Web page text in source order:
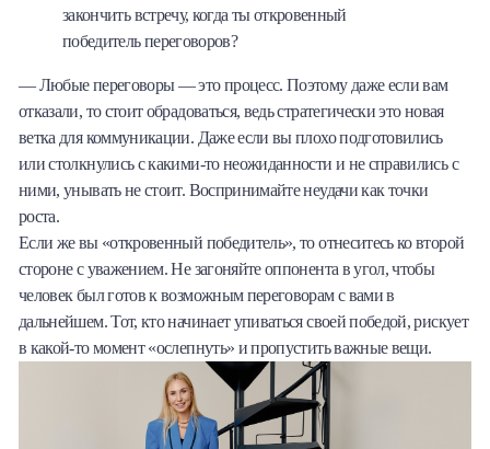
закончить встречу, когда ты откровенный
победитель переговоров?
— Любые переговоры — это процесс. Поэтому даже если вам
отказали, то стоит обрадоваться, ведь стратегически это новая
ветка для коммуникации. Даже если вы плохо подготовились
или столкнулись с какими-то неожиданности и не справились с
ними, унывать не стоит. Воспринимайте неудачи как точки
роста.
Если же вы «откровенный победитель», то отнеситесь ко второй
стороне с уважением. Не загоняйте оппонента в угол, чтобы
человек был готов к возможным переговорам с вами в
дальнейшем. Тот, кто начинает упиваться своей победой, рискует
в какой-то момент «ослепнуть» и пропустить важные вещи.